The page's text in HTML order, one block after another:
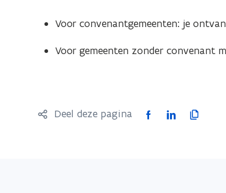
p
c
Voor convenantgemeenten: je
Voor gemeenten zonder convenant
Deel deze pagina
F
L
K